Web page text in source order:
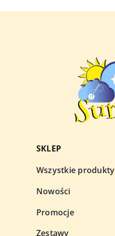
SKLEP
Wszystkie produkty
Nowości
Promocje
Zestawy